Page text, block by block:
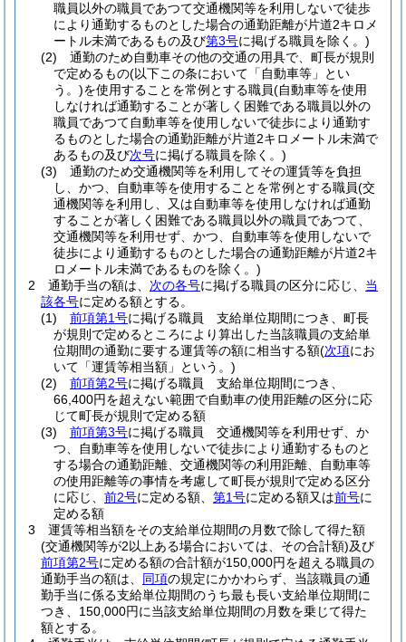
職員以外の職員であつて交通機関等を利用しないで徒歩
により通勤するものとした場合の通勤距離が片道2キロメ
ートル未満であるもの及び第3号に掲げる職員を除く。)
(2)
通勤のため自動車その他の交通の用具で、町長が規則
で定めるもの(以下この条において「自動車等」とい
う。)を使用することを常例とする職員(自動車等を使用
しなければ通勤することが著しく困難である職員以外の
職員であつて自動車等を使用しないで徒歩により通勤す
るものとした場合の通勤距離が片道2キロメートル未満で
あるもの及び次号に掲げる職員を除く。)
(3)
通勤のため交通機関等を利用してその運賃等を負担
し、かつ、自動車等を使用することを常例とする職員(交
通機関等を利用し、又は自動車等を使用しなければ通勤
することが著しく困難である職員以外の職員であつて、
交通機関等を利用せず、かつ、自動車等を使用しないで
徒歩により通勤するものとした場合の通勤距離が片道2キ
ロメートル未満であるものを除く。)
2
通勤手当の額は、 次の各号に掲げる職員の区分に応じ、 当
該各号に定める額とする。
(1)
前項第1号に掲げる職員 支給単位期間につき、町長
が規則で定めるところにより算出した当該職員の支給単
位期間の通勤に要する運賃等の額に相当する額(次項にお
いて「運賃等相当額」という。)
(2)
前項第2号に掲げる職員 支給単位期間につき、
66,400円を超えない範囲で自動車の使用距離の区分に応
じて町長が規則で定める額
(3)
前項第3号に掲げる職員 交通機関等を利用せず、か
つ、自動車等を使用しないで徒歩により通勤するものと
する場合の通勤距離、交通機関等の利用距離、自動車等
の使用距離等の事情を考慮して町長が規則で定める区分
に応じ、 前2号に定める額、 第1号に定める額又は前号に
定める額
3
運賃等相当額をその支給単位期間の月数で除して得た額
(交通機関等が2以上ある場合においては、その合計額)及び
前項第2号に定める額の合計額が150,000円を超える職員の
通勤手当の額は、 同項の規定にかかわらず、当該職員の通
勤手当に係る支給単位期間のうち最も長い支給単位期間に
つき、150,000円に当該支給単位期間の月数を乗じて得た
額とする。